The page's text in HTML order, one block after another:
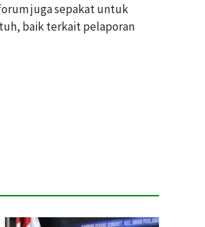
juga sepakat untuk
baik terkait pelaporan